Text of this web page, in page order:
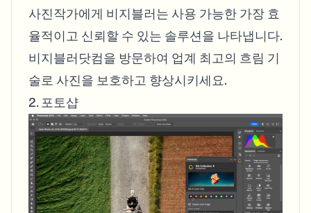
사진작가에게 비지블러는 사용 가능한 가장 효
율적이고 신뢰할 수 있는 솔루션을 나타냅니다.
비지블러닷컴을 방문하여 업계 최고의 흐림 기
술로 사진을 보호하고 향상시키세요.
2. 포토샵